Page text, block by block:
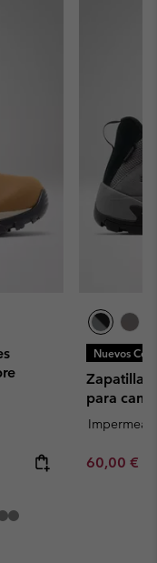
Nuevos
Zapatillas
para
Minimum
60,00 €